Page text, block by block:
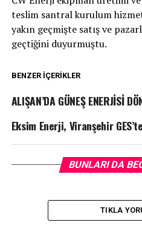
teslim santral kurulum
yakın geçmişte satış ve
geçtiğini duyurmuştu.
BENZER İÇERIKLER
ALIŞAN’DA GÜNEŞ ENERJİSİ
Eksim Enerji, Viranşehir
BUNLARI DA
TIKLA